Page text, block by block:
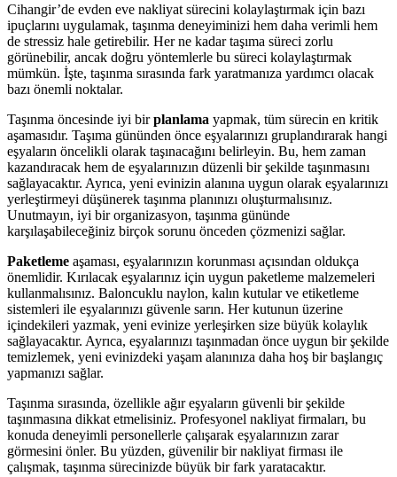
Cihangir’de evden eve nakliyat sürecini kolaylaştırmak için bazı
ipuçlarını uygulamak, taşınma deneyiminizi hem daha verimli hem
de stressiz hale getirebilir. Her ne kadar taşıma süreci zorlu
görünebilir, ancak doğru yöntemlerle bu süreci kolaylaştırmak
mümkün. İşte, taşınma sırasında fark yaratmanıza yardımcı olacak
bazı önemli noktalar.
Taşınma öncesinde iyi birplanlama yapmak, tüm sürecin en kritik
aşamasıdır. Taşıma gününden önce eşyalarınızı gruplandırarak hangi
eşyaların öncelikli olarak taşınacağını belirleyin. Bu, hem zaman
kazandıracak hem de eşyalarınızın düzenli bir şekilde taşınmasını
sağlayacaktır. Ayrıca, yeni evinizin alanına uygun olarak eşyalarınızı
yerleştirmeyi düşünerek taşınma planınızı oluşturmalısınız.
Unutmayın, iyi bir organizasyon, taşınma gününde
karşılaşabileceğiniz birçok sorunu önceden çözmenizi sağlar.
Paketleme aşaması, eşyalarınızın korunması açısından oldukça
önemlidir. Kırılacak eşyalarınız için uygun paketleme malzemeleri
kullanmalısınız. Baloncuklu naylon, kalın kutular ve etiketleme
sistemleri ile eşyalarınızı güvenle sarın. Her kutunun üzerine
içindekileri yazmak, yeni evinize yerleşirken size büyük kolaylık
sağlayacaktır. Ayrıca, eşyalarınızı taşınmadan önce uygun bir şekilde
temizlemek, yeni evinizdeki yaşam alanınıza daha hoş bir başlangıç
yapmanızı sağlar.
Taşınma sırasında, özellikle ağır eşyaların güvenli bir şekilde
taşınmasına dikkat etmelisiniz. Profesyonel nakliyat firmaları, bu
konuda deneyimli personellerle çalışarak eşyalarınızın zarar
görmesini önler. Bu yüzden, güvenilir bir nakliyat firması ile
çalışmak, taşınma sürecinizde büyük bir fark yaratacaktır.